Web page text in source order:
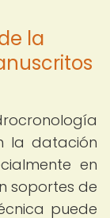
la
la datación
en
soportes de
puede